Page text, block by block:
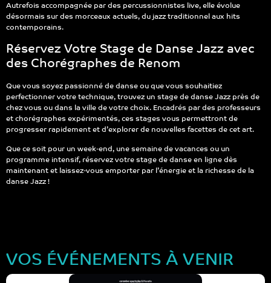
Autrefois accompagnée par des percussionnistes live, elle évolue
désormais sur des morceaux actuels, du jazz traditionnel aux hits
contemporains.
Réservez Votre Stage de Danse Jazz avec
des Chorégraphes de Renom
Que vous soyez passionné de danse ou que vous souhaitiez
perfectionner votre technique, trouvez un stage de danse Jazz près de
chez vous ou dans la ville de votre choix. Encadrés par des professeurs
et chorégraphes expérimentés, ces stages vous permettront de
progresser rapidement et d’explorer de nouvelles facettes de cet art.
Que ce soit pour un week-end, une semaine de vacances ou un
programme intensif, réservez votre stage de danse en ligne dès
maintenant et laissez-vous emporter par l’énergie et la richesse de la
danse Jazz !
VOS ÉVÉNEMENTS À VENIR